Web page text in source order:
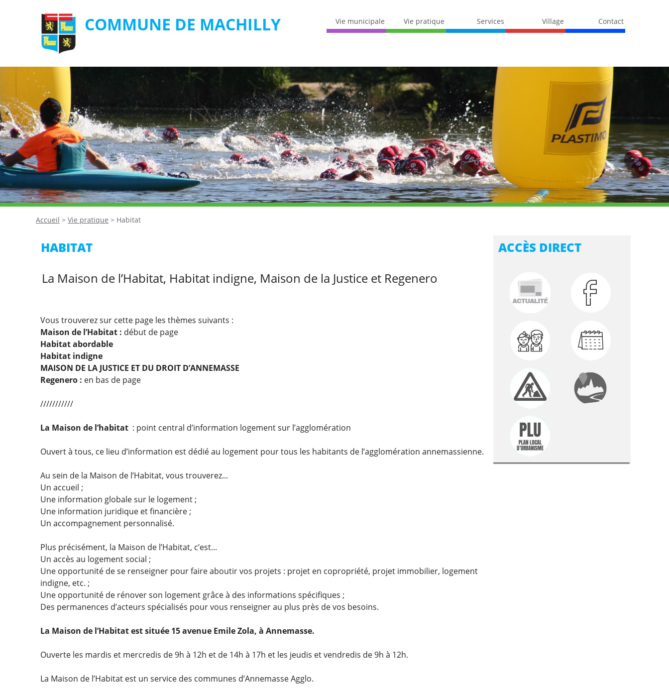
COMMUNE DE MACHILLY Vie municipale Vie pratique Services Village Contact
Accueil > Vie pratique > Habitat
HABITAT
La Maison de l’Habitat, Habitat indigne, Maison de la Justice et Regenero
Vous trouverez sur cette page les thèmes suivants :
Maison de l’Habitat : début de page
Habitat abordable
Habitat indigne
MAISON DE LA JUSTICE ET DU DROIT D’ANNEMASSE
Regenero : en bas de page
///////////
La Maison de l’habitat : point central d’information logement sur l’agglomération
Ouvert à tous, ce lieu d’information est dédié au logement pour tous les habitants de l’agglomération annemassienne.
Au sein de la Maison de l’Habitat, vous trouverez...
Un accueil ;
Une information globale sur le logement ;
Une information juridique et financière ;
Un accompagnement personnalisé.
Plus précisément, la Maison de l’Habitat, c’est...
Un accès au logement social ;
Une opportunité de se renseigner pour faire aboutir vos projets : projet en copropriété, projet immobilier, logement
indigne, etc. ;
Une opportunité de rénover son logement grâce à des informations spécifiques ;
Des permanences d’acteurs spécialisés pour vous renseigner au plus près de vos besoins.
La Maison de l’Habitat est située 15 avenue Emile Zola, à Annemasse.
Ouverte les mardis et mercredis de 9h à 12h et de 14h à 17h et les jeudis et vendredis de 9h à 12h.
La Maison de l’Habitat est un service des communes d’Annemasse Agglo.
ACCÈS DIRECT